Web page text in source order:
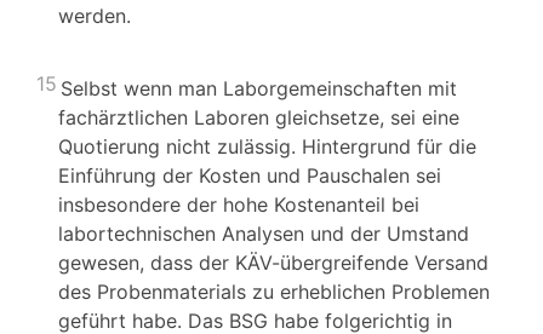
werden.
15 Selbst wenn man Laborgemeinschaften mit
fachärztlichen Laboren gleichsetze, sei eine
Quotierung nicht zulässig. Hintergrund für die
Einführung der Kosten und Pauschalen sei
insbesondere der hohe Kostenanteil bei
labortechnischen Analysen und der Umstand
gewesen, dass der KÄV-übergreifende Versand
des Probenmaterials zu erheblichen Problemen
geführt habe. Das BSG habe folgerichtig in